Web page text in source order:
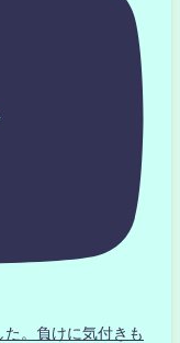
。負けに気付きも